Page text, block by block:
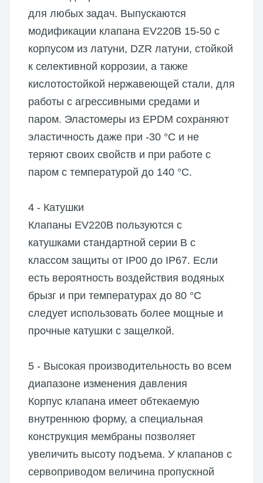
для любых задач. Выпускаются
модификации клапана EV220B 15-50 с
корпусом из латуни, DZR латуни, стойкой
к селективной коррозии, а также
кислотостойкой нержавеющей стали, для
работы с агрессивными средами и
паром. Эластомеры из EPDM сохраняют
эластичность даже при -30 °C и не
теряют своих свойств и при работе с
паром с температурой до 140 °C.
4 - Катушки
Клапаны EV220B пользуются с
катушками стандартной серии B с
классом защиты от IP00 до IP67. Если
есть вероятность воздействия водяных
брызг и при температурах до 80 °C
следует использовать более мощные и
прочные катушки с защелкой.
5 - Высокая производительность во всем
диапазоне изменения давления
Корпус клапана имеет обтекаемую
внутреннюю форму, а специальная
конструкция мембраны позволяет
увеличить высоту подъема. У клапанов с
сервоприводом величина пропускной